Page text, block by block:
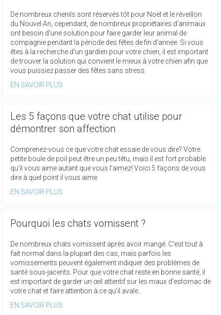
De nombreux chenils sont réservés tôt pour Noël et le réveillon
du Nouvel An, cependant, de nombreux propriétaires d'animaux
ont besoin d'une solution pour faire garder leur animal de
compagnie pendant la période des fêtes de fin d'année. Si vous
êtes à la recherche d'un gardien pour votre chien, il est important
de trouver la solution qui convient le mieux à votre chien afin que
vous puissiez passer des fêtes sans stress.
EN SAVOIR PLUS
Les 5 façons que votre chat utilise pour
démontrer son affection
Comprenez-vous ce que votre chat essaie de vous dire? Votre
petite boule de poil peut être un peu têtu, mais il est fort probable
qu'il vous aime autant que vous l'aimez! Voici 5 façons de vous
dire à quel point il vous aime.
EN SAVOIR PLUS
Pourquoi les chats vomissent ?
De nombreux chats vomissent après avoir mangé. C'est tout à
fait normal dans la plupart des cas, mais parfois les
vomissements peuvent également indiquer des problèmes de
santé sous-jacents. Pour que votre chat reste en bonne santé, il
est important de garder un œil attentif sur les maux d'estomac de
votre chat et faire attention à ce qu'il avale.
EN SAVOIR PLUS